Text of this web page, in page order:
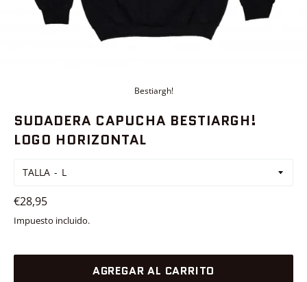
Bestiargh!
SUDADERA CAPUCHA BESTIARGH!
LOGO HORIZONTAL
TALLA
Precio
habitual
€28,95
Impuesto incluido.
AGREGAR AL CARRITO